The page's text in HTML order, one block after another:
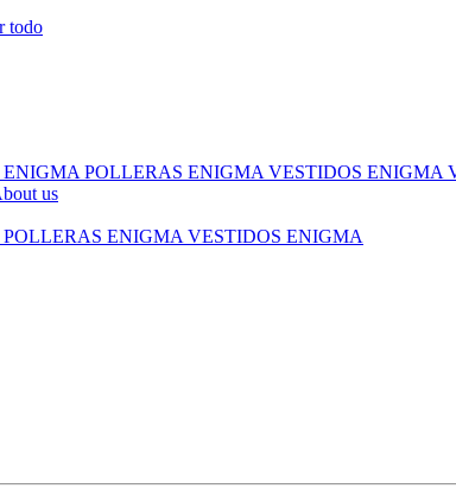
todo
POLLERAS ENIGMA VESTIDOS ENIGMA
us
POLLERAS ENIGMA VESTIDOS ENIGMA